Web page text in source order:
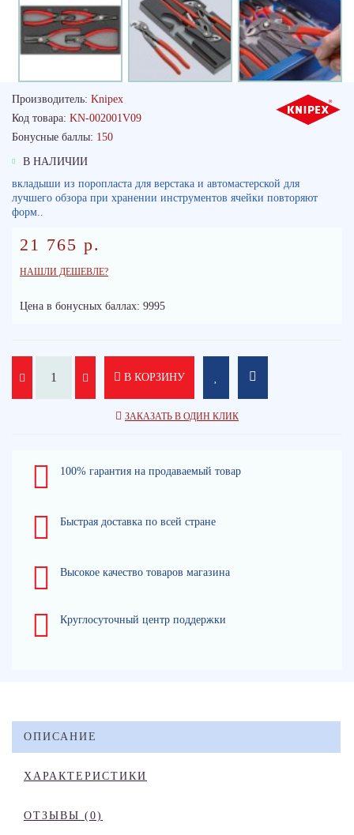
Производитель: Knipex
Код товара: KN-002001V09
Бонусные баллы: 150
В НАЛИЧИИ
вкладыши из поропласта для верстака и автомастерской для
лучшего обзора при хранении инструментов ячейки повторяют
форм..
21 765 р.
НАШЛИ ДЕШЕВЛЕ?
Цена в бонусных баллах: 9995
В КОРЗИНУ
ЗАКАЗАТЬ В ОДИН КЛИК
100% гарантия на продаваемый товар
Быстрая доставка по всей стране
Высокое качество товаров магазина
Круглосуточный центр поддержки
ОПИСАНИЕ
ХАРАКТЕРИСТИКИ
ОТЗЫВЫ (0)